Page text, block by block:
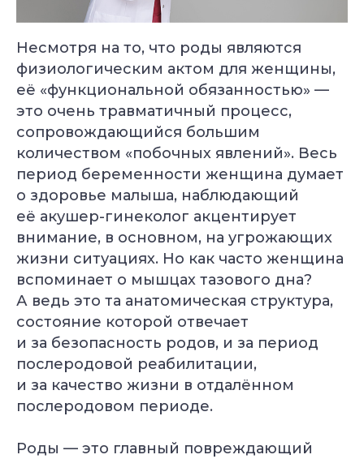
Несмотря на то, что роды являются
физиологическим актом для женщины,
её «функциональной обязанностью» —
это очень травматичный процесс,
сопровождающийся большим
количеством «побочных явлений». Весь
период беременности женщина думает
о здоровье малыша, наблюдающий
её акушер-гинеколог акцентирует
внимание, в основном, на угрожающих
жизни ситуациях. Но как часто женщина
вспоминает о мышцах тазового дна?
А ведь это та анатомическая структура,
состояние которой отвечает
и за безопасность родов, и за период
послеродовой реабилитации,
и за качество жизни в отдалённом
послеродовом периоде.
Роды — это главный повреждающий